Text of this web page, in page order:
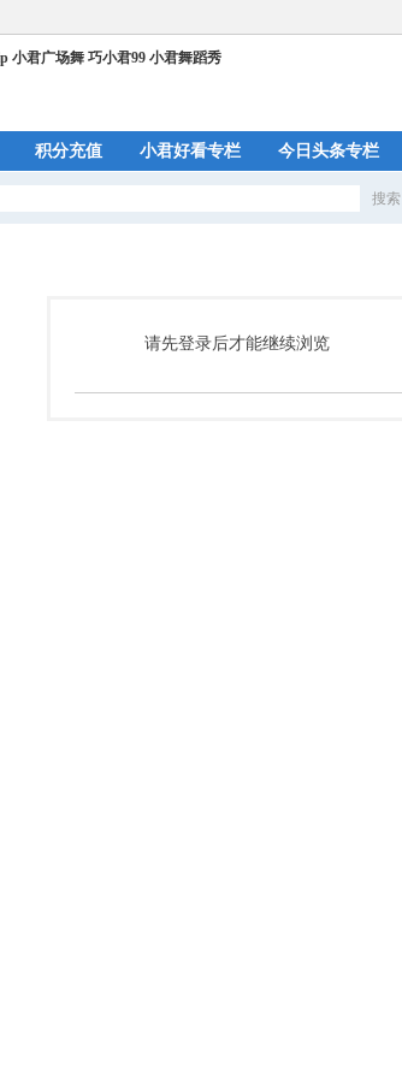
积分充值 小君好看专栏 今日头条专栏
搜索
请先登录后才能继续浏览